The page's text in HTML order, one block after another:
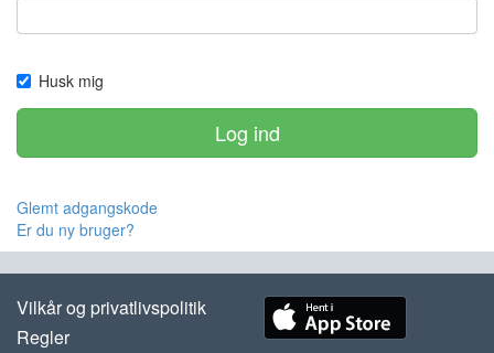
Husk mig
Log ind
Glemt adgangskode
Er du ny bruger?
Vilkår og privatlivspolitik
Regler